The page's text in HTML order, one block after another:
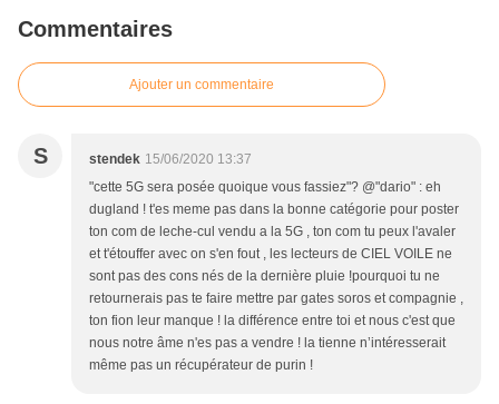
Commentaires
Ajouter un commentaire
S stendek 15/06/2020 13:37
"cette 5G sera posée quoique vous fassiez"? @"dario" : eh
dugland ! t'es meme pas dans la bonne catégorie pour poster
ton com de leche-cul vendu a la 5G , ton com tu peux l'avaler
et t'étouffer avec on s'en fout , les lecteurs de CIEL VOILE ne
sont pas des cons nés de la dernière pluie !pourquoi tu ne
retournerais pas te faire mettre par gates soros et compagnie ,
ton fion leur manque ! la différence entre toi et nous c'est que
nous notre âme n'es pas a vendre ! la tienne n’intéresserait
même pas un récupérateur de purin !